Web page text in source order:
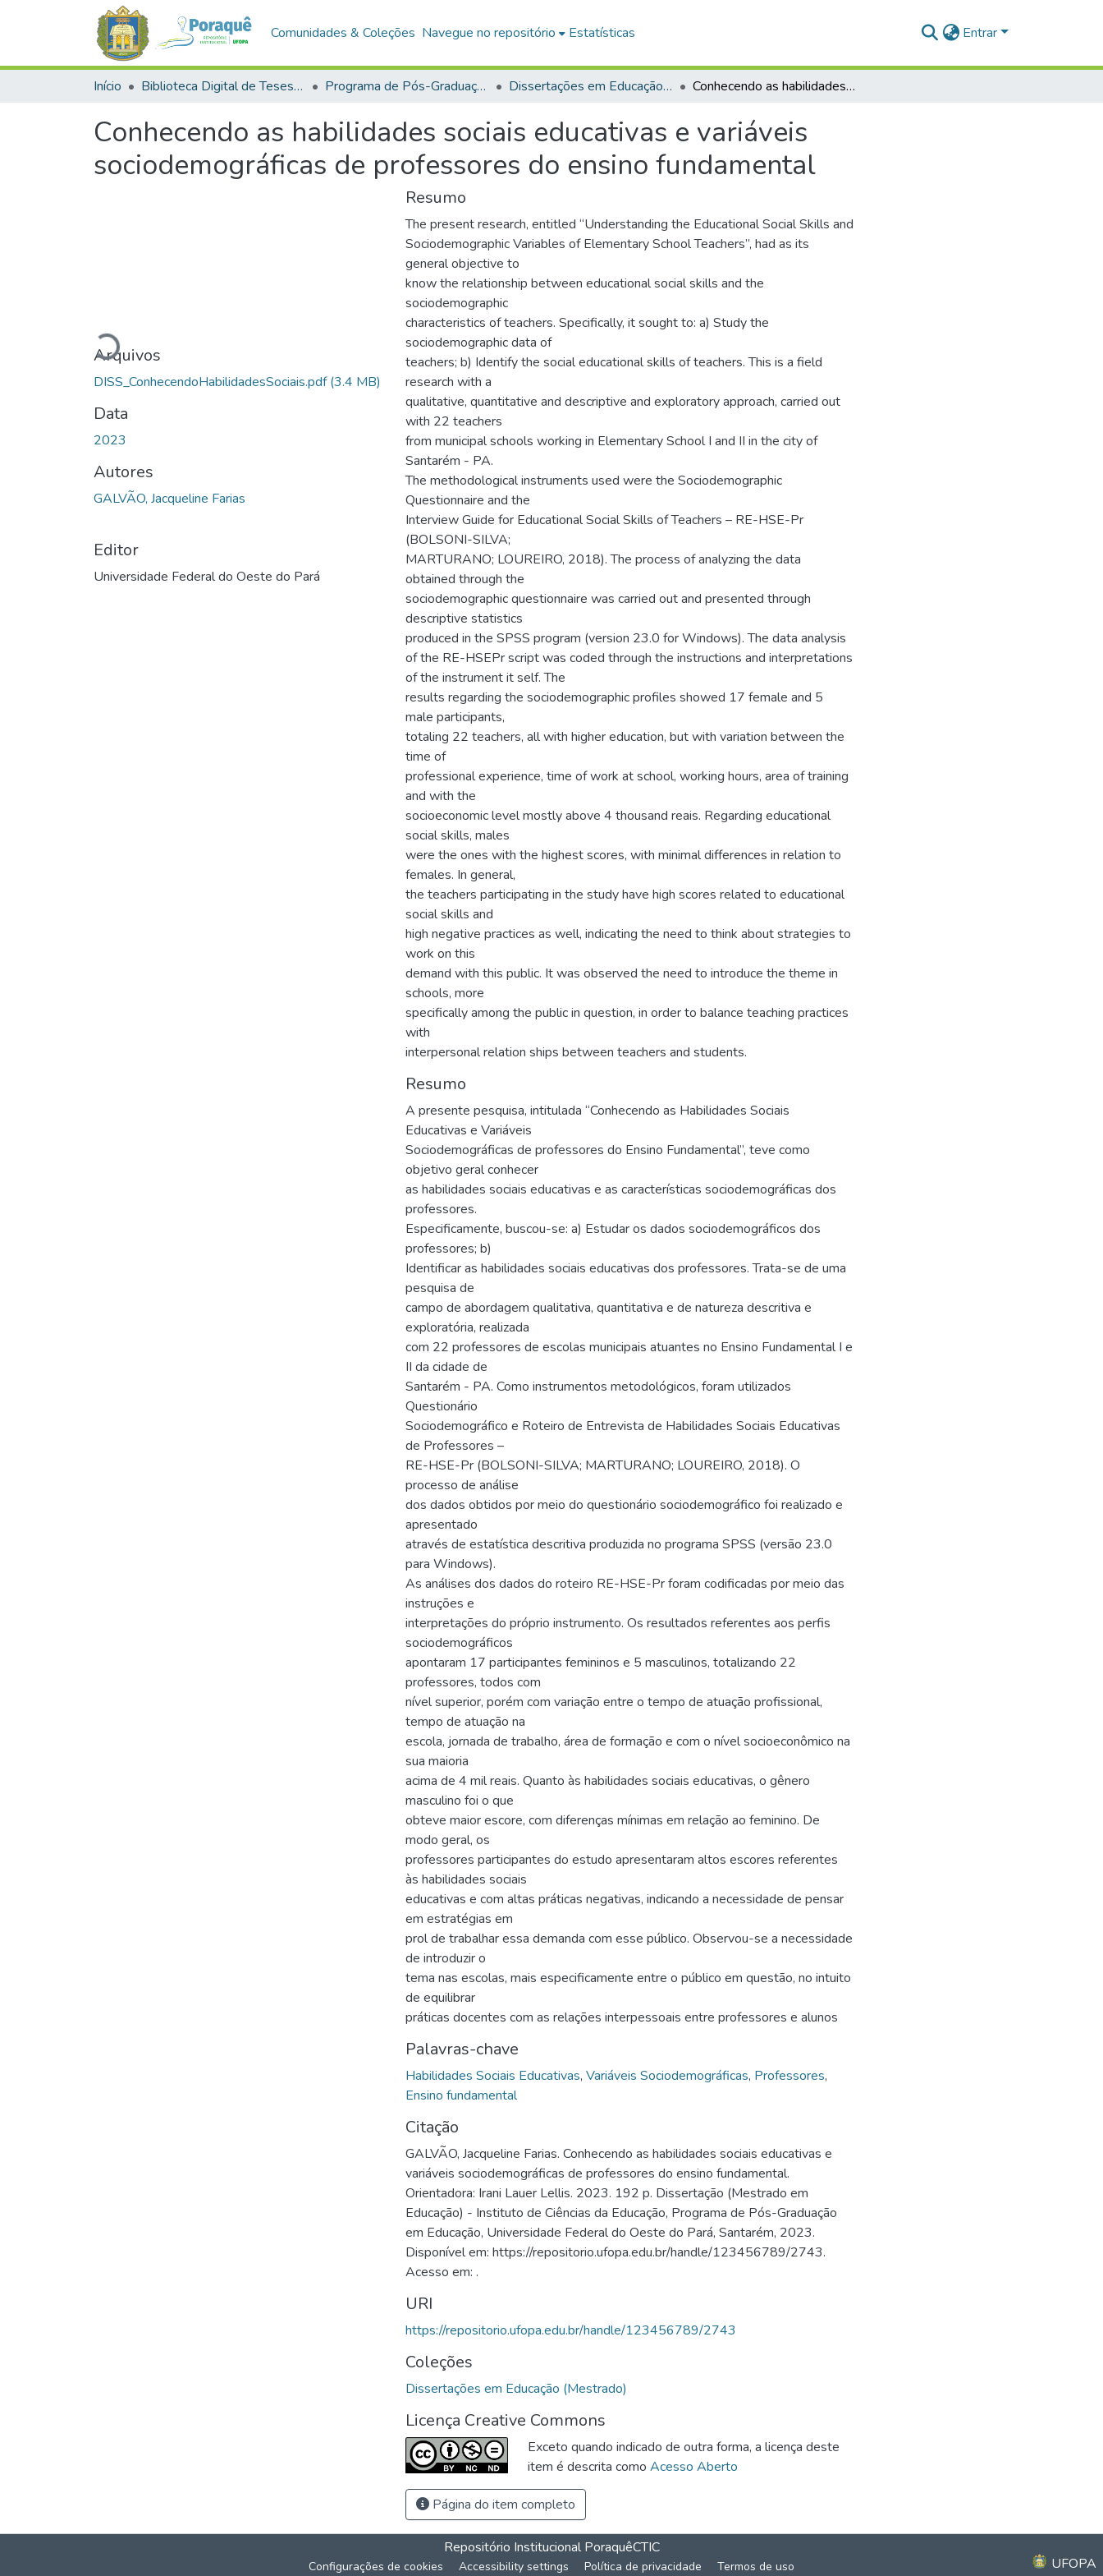
Comunidades & Coleções Navegue no repositório Estatísticas Entrar
Início Biblioteca Digital de Teses e Dissertações (BDTD) Programa de Pós-Graduação em Educação (PPGE) Dissertações em Educação (Mestrado) Conhecendo as habilidades sociais educativas e variáveis sociodemográficas de professores do ensino fundamental
Conhecendo as habilidades sociais educativas e variáveis
sociodemográficas de professores do ensino fundamental
Carregando...
Arquivos
DISS_ConhecendoHabilidadesSociais.pdf(3.4 MB)
Data
2023
Autores
GALVÃO, Jacqueline Farias
Editor
Universidade Federal do Oeste do Pará
Resumo
The present research, entitled “Understanding the Educational Social Skills and
Sociodemographic Variables of Elementary School Teachers”, had as its
general objective to
know the relationship between educational social skills and the
sociodemographic
characteristics of teachers. Specifically, it sought to: a) Study the
sociodemographic data of
teachers; b) Identify the social educational skills of teachers. This is a field
research with a
qualitative, quantitative and descriptive and exploratory approach, carried out
with 22 teachers
from municipal schools working in Elementary School I and II in the city of
Santarém - PA.
The methodological instruments used were the Sociodemographic
Questionnaire and the
Interview Guide for Educational Social Skills of Teachers – RE-HSE-Pr
(BOLSONI-SILVA;
MARTURANO; LOUREIRO, 2018). The process of analyzing the data
obtained through the
sociodemographic questionnaire was carried out and presented through
descriptive statistics
produced in the SPSS program (version 23.0 for Windows). The data analysis
of the RE-HSEPr script was coded through the instructions and interpretations
of the instrument it self. The
results regarding the sociodemographic profiles showed 17 female and 5
male participants,
totaling 22 teachers, all with higher education, but with variation between the
time of
professional experience, time of work at school, working hours, area of training
and with the
socioeconomic level mostly above 4 thousand reais. Regarding educational
social skills, males
were the ones with the highest scores, with minimal differences in relation to
females. In general,
the teachers participating in the study have high scores related to educational
social skills and
high negative practices as well, indicating the need to think about strategies to
work on this
demand with this public. It was observed the need to introduce the theme in
schools, more
specifically among the public in question, in order to balance teaching practices
with
interpersonal relation ships between teachers and students.
Resumo
A presente pesquisa, intitulada “Conhecendo as Habilidades Sociais
Educativas e Variáveis
Sociodemográficas de professores do Ensino Fundamental”, teve como
objetivo geral conhecer
as habilidades sociais educativas e as características sociodemográficas dos
professores.
Especificamente, buscou-se: a) Estudar os dados sociodemográficos dos
professores; b)
Identificar as habilidades sociais educativas dos professores. Trata-se de uma
pesquisa de
campo de abordagem qualitativa, quantitativa e de natureza descritiva e
exploratória, realizada
com 22 professores de escolas municipais atuantes no Ensino Fundamental I e
II da cidade de
Santarém - PA. Como instrumentos metodológicos, foram utilizados
Questionário
Sociodemográfico e Roteiro de Entrevista de Habilidades Sociais Educativas
de Professores –
RE-HSE-Pr (BOLSONI-SILVA; MARTURANO; LOUREIRO, 2018). O
processo de análise
dos dados obtidos por meio do questionário sociodemográfico foi realizado e
apresentado
através de estatística descritiva produzida no programa SPSS (versão 23.0
para Windows).
As análises dos dados do roteiro RE-HSE-Pr foram codificadas por meio das
instruções e
interpretações do próprio instrumento. Os resultados referentes aos perfis
sociodemográficos
apontaram 17 participantes femininos e 5 masculinos, totalizando 22
professores, todos com
nível superior, porém com variação entre o tempo de atuação profissional,
tempo de atuação na
escola, jornada de trabalho, área de formação e com o nível socioeconômico na
sua maioria
acima de 4 mil reais. Quanto às habilidades sociais educativas, o gênero
masculino foi o que
obteve maior escore, com diferenças mínimas em relação ao feminino. De
modo geral, os
professores participantes do estudo apresentaram altos escores referentes
às habilidades sociais
educativas e com altas práticas negativas, indicando a necessidade de pensar
em estratégias em
prol de trabalhar essa demanda com esse público. Observou-se a necessidade
de introduzir o
tema nas escolas, mais especificamente entre o público em questão, no intuito
de equilibrar
práticas docentes com as relações interpessoais entre professores e alunos
Palavras-chave
Habilidades Sociais Educativas, Variáveis Sociodemográficas, Professores,
Ensino fundamental
Citação
GALVÃO, Jacqueline Farias. Conhecendo as habilidades sociais educativas e
variáveis sociodemográficas de professores do ensino fundamental.
Orientadora: Irani Lauer Lellis. 2023. 192 p. Dissertação (Mestrado em
Educação) - Instituto de Ciências da Educação, Programa de Pós-Graduação
em Educação, Universidade Federal do Oeste do Pará, Santarém, 2023.
Disponível em: https://repositorio.ufopa.edu.br/handle/123456789/2743.
Acesso em: .
URI
https://repositorio.ufopa.edu.br/handle/123456789/2743
Coleções
Dissertações em Educação (Mestrado)
Licença Creative Commons
Exceto quando indicado de outra forma, a licença deste
item é descrita como Acesso Aberto
Página do item completo
Repositório Institucional PoraquêCTIC
Configurações de cookies Accessibility settings Política de privacidade Termos de uso UFOPA